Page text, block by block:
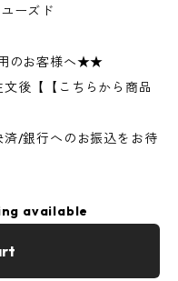
ーズド
のお客様へ★★
後【【こちらから商品
/銀行へのお振込をお待
available